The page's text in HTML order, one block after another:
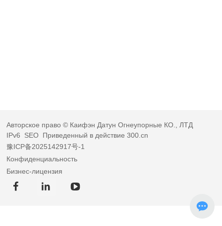
Авторское право © Каифэн Датун Огнеупорные КО., ЛТД
IPv6 SEO Приведенный в действие 300.cn
豫ICP备2025142917号-1
Конфиденциальность
Бизнес-лицензия